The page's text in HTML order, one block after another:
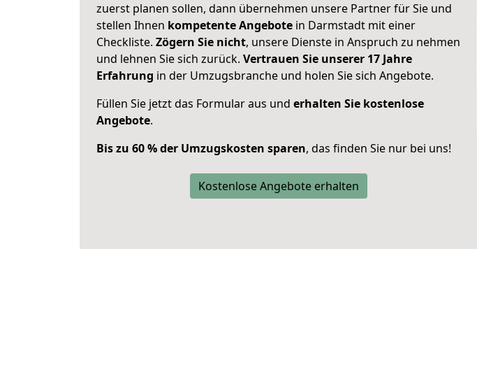
zuerst planen sollen, dann übernehmen unsere Partner für Sie und
stellen Ihnen kompetente Angebote in Darmstadt mit einer
Checkliste. Zögern Sie nicht, unsere Dienste in Anspruch zu nehmen
und lehnen Sie sich zurück. Vertrauen Sie unserer 17 Jahre
Erfahrung in der Umzugsbranche und holen Sie sich Angebote.
Füllen Sie jetzt das Formular aus und erhalten Sie kostenlose
Angebote.
Bis zu 60 % der Umzugskosten sparen, das finden Sie nur bei uns!
Kostenlose Angebote erhalten